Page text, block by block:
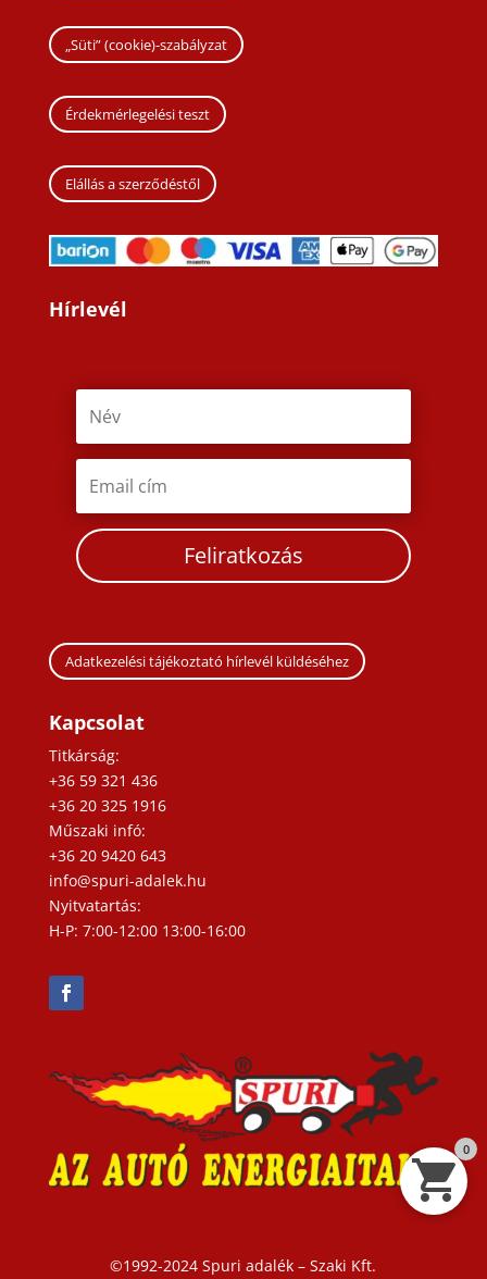
„Süti” (cookie)-szabályzat
Érdekmérlegelési teszt
Elállás a szerződéstől
Hírlevél
Feliratkozás
Adatkezelési tájékoztató hírlevél küldéséhez
Kapcsolat
Titkárság:
+36 59 321 436
+36 20 325 1916
Műszaki infó:
+36 20 9420 643
info@spuri-adalek.hu
Nyitvatartás:
H-P: 7:00-12:00 13:00-16:00
©1992-2024 Spuri adalék – Szaki Kft.
0